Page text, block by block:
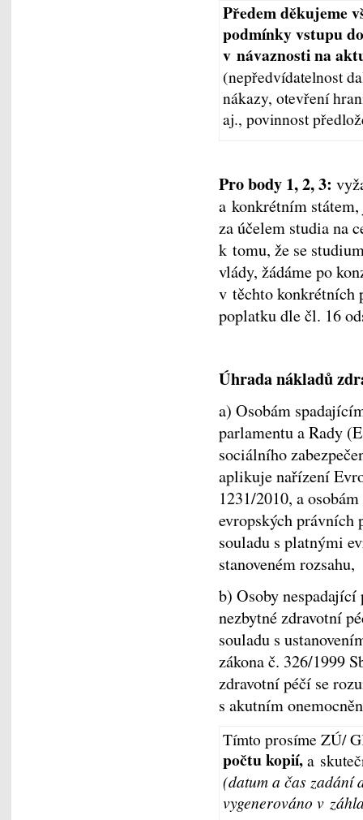
Předem děkujeme
podmínky vstupu
v návaznosti na
(nepředvídatelnost
nákazy, otevření
aj., povinnost
Pro body 1, 2, 3:
a konkrétním
za účelem studia na
k tomu, že se
vlády, žádáme po
v těchto konkrétních
poplatku dle čl. 16
Úhrada nákladů
a) Osobám
parlamentu a Rady
sociálního
aplikuje nařízení
1231/2010, a
evropských právních
souladu s platnými
stanoveném rozsahu,
b) Osoby
nezbytné zdravotní
souladu s
zákona č. 326/1999
zdravotní péčí se
s akutním
Tímto prosíme ZÚ/
počtu kopií,a
(datum a čas zadání
vygenerováno v